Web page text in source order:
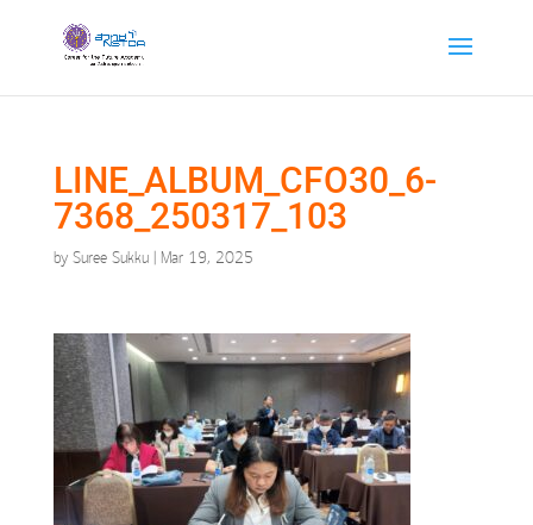
LINE_ALBUM_CFO30_6-
7368_250317_103
by Suree Sukku| Mar 19, 2025